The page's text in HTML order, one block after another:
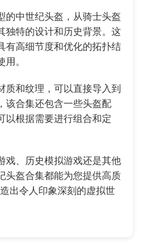
的中世纪头盔，从骑士头盔
独特的设计和历史背景。这
有高细节度和优化的拓扑结
。
质和纹理，可以直接导入到
该合集还包含一些头盔配
以根据需要进行组合和定
戏、历史模拟游戏还是其他
头盔合集都能为您提供高质
出令人印象深刻的虚拟世